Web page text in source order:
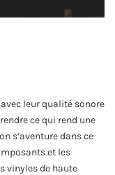
leur qualité sonore
ce qui rend une
s’aventure dans ce
et les
vinyles de haute